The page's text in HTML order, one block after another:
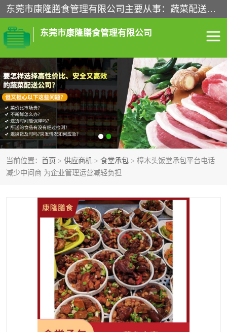
东莞市康隆膳食管理有限公司主要从事：蔬菜配送、食堂承包、企业工厂食堂承包、机关单位食堂承包、调味品配送、粮油配送、干货配送、副食配送、水果配送、海鲜配送等业务，东莞蔬菜配送电话，咨询在线客服。
东莞市康隆膳食管理有限公司
当前位置： 首页 > 供应商机 > 食堂承包 > 樟木头饭堂承包平台电话
减少中间商 为企业管理运营减轻负担
食堂承包 蔬菜配送
粮油配送 鲜肉配送
海鲜配送 食材配送
调料配送 企业工厂食堂承包
干货配送 副食配送